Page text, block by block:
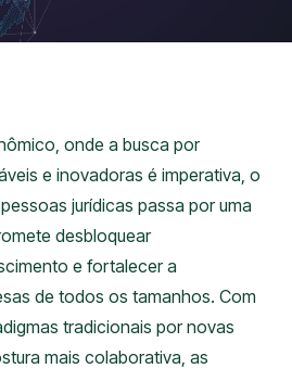
onde a busca por
e inovadoras é imperativa, o
jurídicas passa por uma
desbloquear
e fortalecer a
de todos os tamanhos. Com
tradicionais por novas
mais colaborativa, as